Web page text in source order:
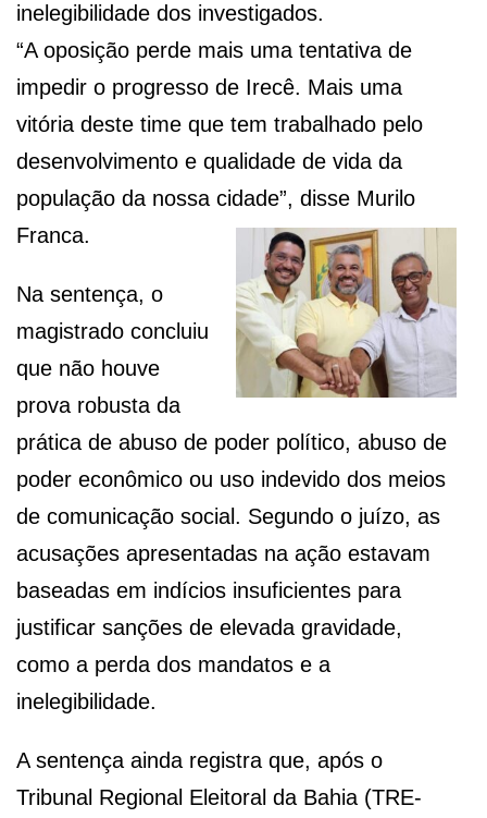
inelegibilidade dos investigados.
“A oposição perde mais uma tentativa de
impedir o progresso de Irecê. Mais uma
vitória deste time que tem trabalhado pelo
desenvolvimento e qualidade de vida da
população da nossa cidade”, disse Murilo
Franca.
Na sentença, o
magistrado concluiu
que não houve
prova robusta da
prática de abuso de poder político, abuso de
poder econômico ou uso indevido dos meios
de comunicação social. Segundo o juízo, as
acusações apresentadas na ação estavam
baseadas em indícios insuficientes para
justificar sanções de elevada gravidade,
como a perda dos mandatos e a
inelegibilidade.
A sentença ainda registra que, após o
Tribunal Regional Eleitoral da Bahia (TRE-